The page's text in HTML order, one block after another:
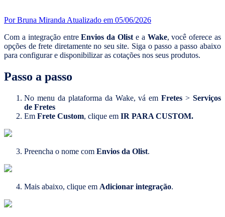
Por Bruna Miranda Atualizado em 05/06/2026
Com a integração entreEnvios da Olist e a Wake, você oferece as
opções de frete diretamente no seu site. Siga o passo a passo abaixo
para configurar e disponibilizar as cotações nos seus produtos.
Passo a passo
No menu da plataforma da Wake, vá emFretes>Serviços
de Fretes
Em Frete Custom, clique em IR PARA CUSTOM.
Preencha o nome com Envios da Olist.
Mais abaixo, clique em Adicionar integração.